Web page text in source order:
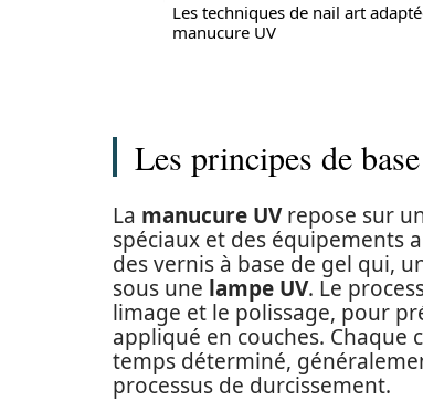
Les techniques de nail art
manucure UV
Les principes de
La manucure UVrepose sur
spéciaux et des équipements
des vernis à base de gel qui,
sous une lampe UV. Le
limage et le polissage, pour
appliqué en couches. Chaque
temps déterminé,
processus de durcissement.